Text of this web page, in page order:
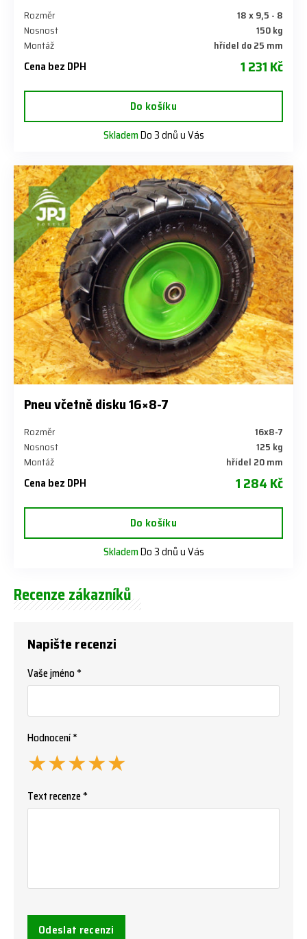
Rozměr
18 x 9,5 - 8
Nosnost
150 kg
Montáž
hřídel do 25 mm
Cena bez DPH 1 231 Kč
Do košíku
SklademDo 3 dnů u Vás
Pneu včetně disku 16×8-7
Rozměr
16x8-7
Nosnost
125 kg
Montáž
hřídel 20 mm
Cena bez DPH 1 284 Kč
Do košíku
SklademDo 3 dnů u Vás
Recenze zákazníků
Napište recenzi
Vaše jméno *
Hodnocení *
★
★
★
★
★
Text recenze *
Odeslat recenzi